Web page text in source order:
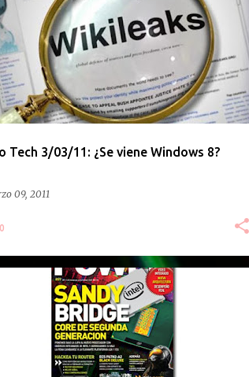
Tech 3/03/11: ¿Se viene Windows 8?
09, 2011
0